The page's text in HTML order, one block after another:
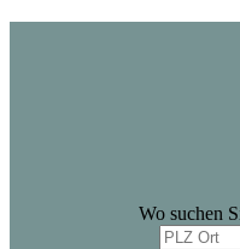
Wo suchen